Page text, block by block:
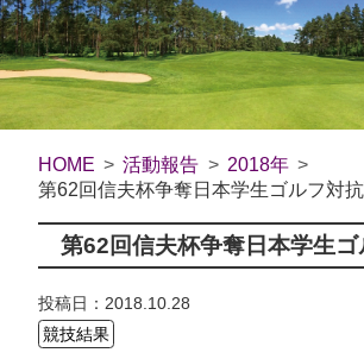
HOME 活動報告
2018年
第62回信夫杯争奪日本学生ゴルフ対
第62回信夫杯争奪日本学生
投稿日：2018.10.28
競技結果